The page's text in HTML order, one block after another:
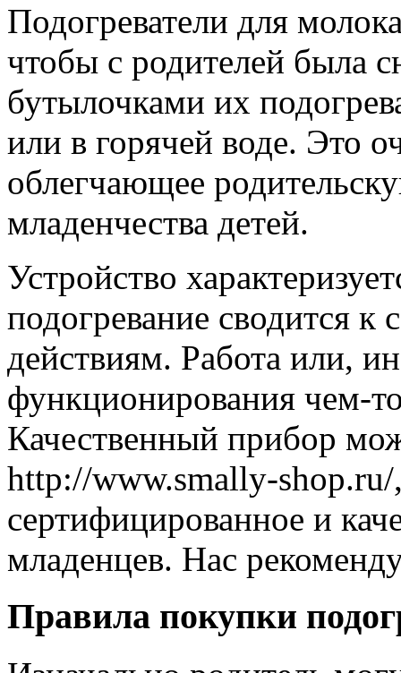
Подогреватели для
чтобы с родителей была
бутылочками их
или в горячей воде. Это
облегчающее
младенчества детей.
Устройство
подогревание сводится
действиям. Работа или,
функционирования чем-
Качественный прибор
http://www.smally-shop.ru/,
сертифицированное и
младенцев. Нас
Правила покупки